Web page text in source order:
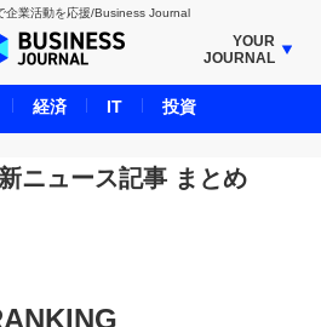
企業活動を応援/Business Journal
YOUR
JOURNAL
JOURNAL
JOURNAL
CREDITS JOURNAL
JOURNAL
ニュース記事 まとめ
経済 IT 投資